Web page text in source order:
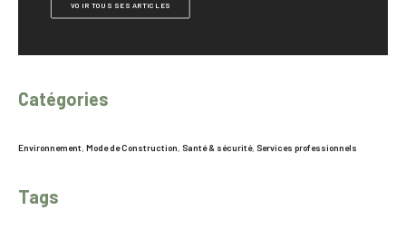
VOIR TOUS SES ARTICLES
Catégories
Environnement, Mode de Construction, Santé & sécurité, Services professionnels
Tags